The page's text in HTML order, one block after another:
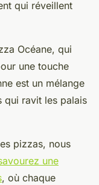
qui réveillent
Océane, qui
une touche
est un mélange
qui ravit les palais
pizzas, nous
une
, où chaque